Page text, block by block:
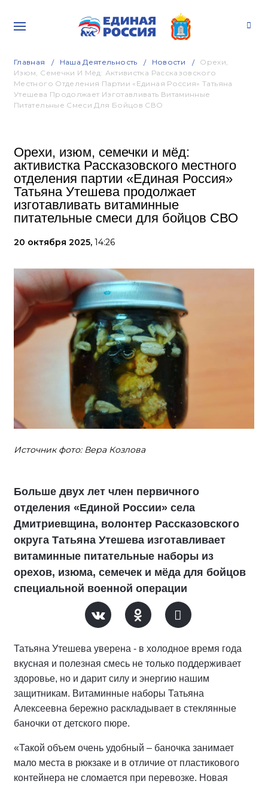
Главная Наша Деятельность Новости
Орехи,
Изюм, Семечки И Мёд: Активистка Рассказовского
Местного Отделения Партии «Единая Россия» Татьяна
Утешева Продолжает Изготавливать Витаминные
Питательные Смеси Для Бойцов СВО
Орехи, изюм, семечки и мёд:
активистка Рассказовского местного
отделения партии «Единая Россия»
Татьяна Утешева продолжает
изготавливать витаминные
питательные смеси для бойцов СВО
20 октября 2025, 14:26
Источник фото: Вера Козлова
Больше двух лет член первичного
отделения «Единой России» села
Дмитриевщина, волонтер Рассказовского
округа Татьяна Утешева изготавливает
витаминные питательные наборы из
орехов, изюма, семечек и мёда для бойцов
специальной военной операции
Татьяна Утешева уверена - в холодное время года
вкусная и полезная смесь не только поддерживает
здоровье, но и дарит силу и энергию нашим
защитникам. Витаминные наборы Татьяна
Алексеевна бережно раскладывает в стеклянные
баночки от детского пюре.
«Такой объем очень удобный – баночка занимает
мало места в рюкзаке и в отличие от пластикового
контейнера не сломается при перевозке. Новая